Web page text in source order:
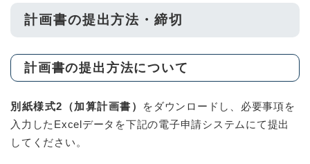
計画書の提出方法・締切
計画書の提出方法について
別紙様式2（加算計画書）
をダウンロードし、必要事項を
入力したExcelデータを下記の電子申請システムにて提出
してください。